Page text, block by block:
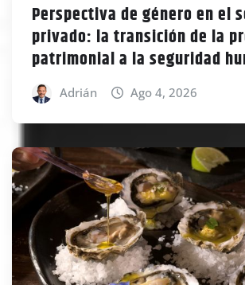
Perspectiva de género en el
privado: la transición de la
patrimonial a la seguridad
Adrián Ago 4, 2026